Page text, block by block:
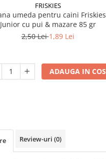
FRISKIES
umeda pentru caini Friskies
Junior cu pui & mazare 85 gr
2,50 Lei1,89 Lei
ADAUGA IN COS
Review-uri (0)